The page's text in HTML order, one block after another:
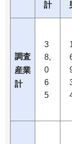
計
調査
産業
計
3
8,
0
6
5